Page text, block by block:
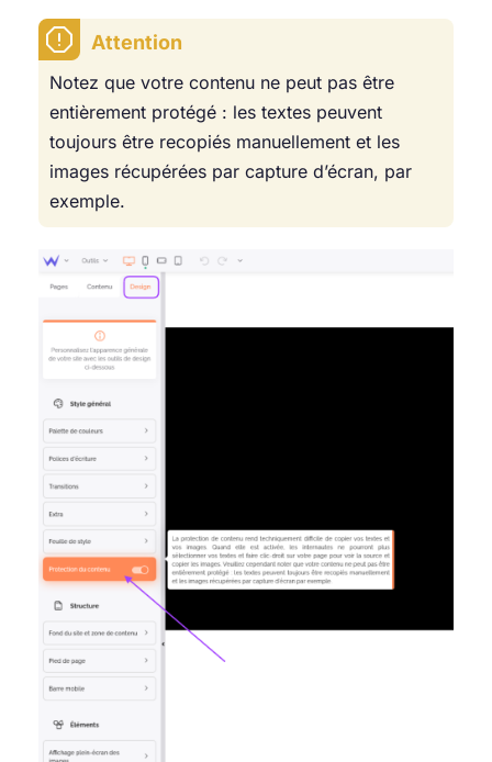
Attention
Notez que votre contenu ne peut pas être
entièrement protégé : les textes peuvent
toujours être recopiés manuellement et les
images récupérées par capture d’écran, par
exemple.